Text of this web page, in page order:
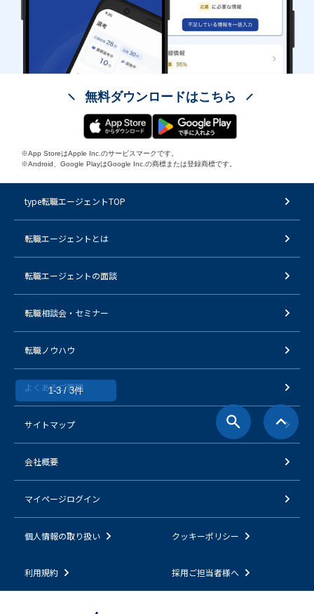
1-3 / 3件
無料ダウンロードはこちら
※App StoreはApple Inc.のサービスマークです。
※Android、Google PlayはGoogle Inc.の商標または登録商標です。
type転職エージェントTOP
転職エージェントとは
転職エージェントの面談
転職相談会・セミナー
転職ノウハウ
よくあるご質問
サイトマップ
会社概要
マイページログイン
個人情報の取り扱い クッキーポリシー
利用規約 採用ご担当者様へ